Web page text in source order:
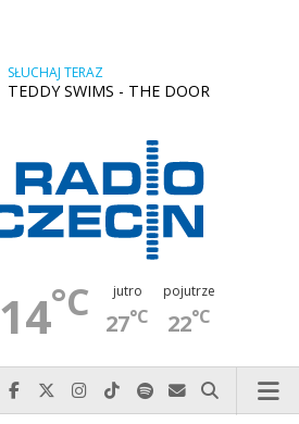
SŁUCHAJ TERAZ
TEDDY SWIMS - THE DOOR
14°C jutro
27°C
pojutrze
22°C
Najlepiej po prostu do nas zadzwoń
Odwiedź nas na Facebook-u
Odwiedź nas na X
Odwiedź nas na Instagram-ie
Odwiedź nas na TikTok-u
Szukaj nas na Spotify
Wyślij do nas
Szukaj